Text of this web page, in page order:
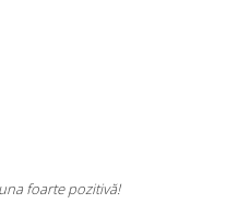
una foarte pozitivă!